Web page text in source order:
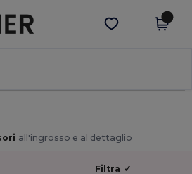
Scarica app
all'ingrosso e al dettaglio
Filtra ✓